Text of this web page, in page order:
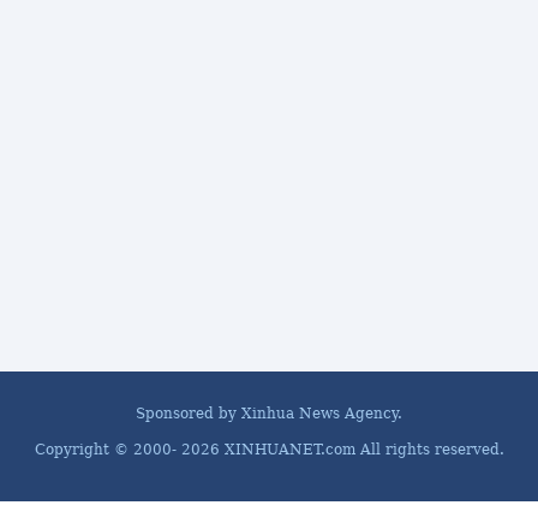
Sponsored by Xinhua News Agency.
Copyright © 2000- 2026 XINHUANET.com All rights reserved.